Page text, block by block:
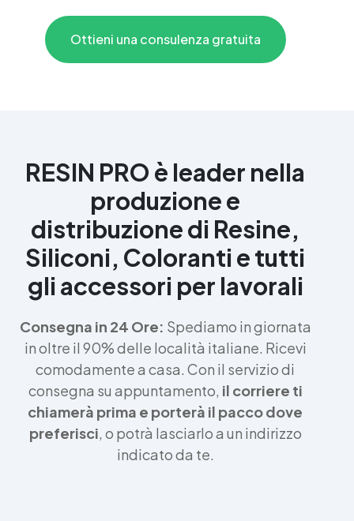
Ottieni una consulenza gratuita
RESIN PRO è leader nella
produzione e
distribuzione di Resine,
Siliconi, Coloranti e tutti
gli accessori per lavorali
Consegna in 24 Ore: Spediamo in giornata
in oltre il 90% delle località italiane. Ricevi
comodamente a casa. Con il servizio di
consegna su appuntamento, il corriere ti
chiamerà prima e porterà il pacco dove
preferisci, o potrà lasciarlo a un indirizzo
indicato da te.